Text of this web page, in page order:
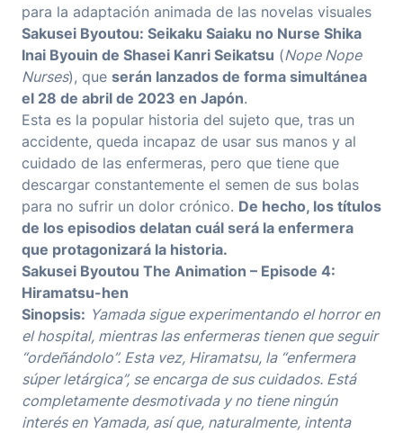
para la adaptación animada de las novelas visuales
Sakusei Byoutou: Seikaku Saiaku no Nurse Shika
Inai Byouin de Shasei Kanri Seikatsu (Nope Nope
Nurses), que serán lanzados de forma simultánea
el 28 de abril de 2023 en Japón.
Esta es la popular historia del sujeto que, tras un
accidente, queda incapaz de usar sus manos y al
cuidado de las enfermeras, pero que tiene que
descargar constantemente el semen de sus bolas
para no sufrir un dolor crónico. De hecho, los títulos
de los episodios delatan cuál será la enfermera
que protagonizará la historia.
Sakusei Byoutou The Animation – Episode 4:
Hiramatsu-hen
Sinopsis: Yamada sigue experimentando el horror en
el hospital, mientras las enfermeras tienen que seguir
“ordeñándolo”. Esta vez, Hiramatsu, la “enfermera
súper letárgica”, se encarga de sus cuidados. Está
completamente desmotivada y no tiene ningún
interés en Yamada, así que, naturalmente, intenta